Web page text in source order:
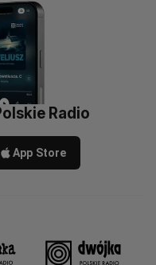
Radio
App Store